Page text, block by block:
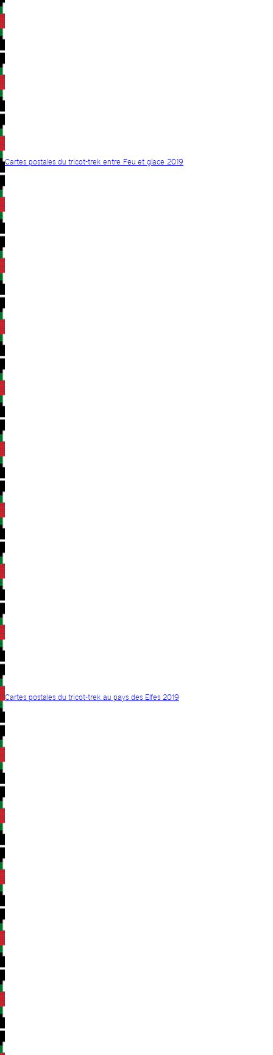
Cartes postales du tricot-trek entre Feu et glace 2019
Cartes postales du tricot-trek au pays des Elfes 2019